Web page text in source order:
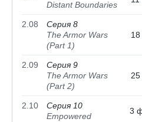
Distant Boundaries
2.08
Серия 8
The Armor Wars
(Part 1)
2.09
Серия 9
The Armor Wars
(Part 2)
25
2.10
Серия 10
Empowered
3